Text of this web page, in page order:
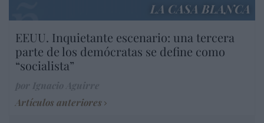
LA CASA BLANCA
EEUU. Inquietante escenario: una tercera
parte de los demócratas se define como
“socialista”
Artículos anteriores